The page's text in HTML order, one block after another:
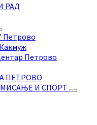
РАД
Петрово
Петрово
ПЕТРОВО
И СПОРТ